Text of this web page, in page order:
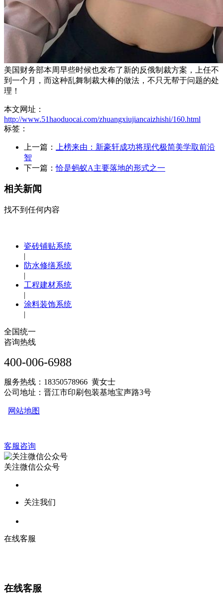
美国财务部本周早些时候也发布了新的反俄制裁方案，上任不
到一个月，而这种乱舞制裁大棒的做法，不只无帮于问题的处
理！
本文网址：
http://www.51haoduocai.com/zhuangxiujiancaizhishi/160.html
标签：
上一篇：
上榜来由：新豪轩成功将现代极简美学取前沿
智
下一篇：恰是蚂蚁A主要落地的形式之一
相关新闻
找不到任何内容
瓷砖铺贴系统
|
防水修缮系统
|
工程建材系统
|
涂料装饰系统
|
全国统一
咨询热线
400-006-6988
服务热线：18350578966 黄女士
公司地址：晋江市印刷包装基地宝声路3号
网站地图
客服咨询
关注微信公众号
关注我们
在线客服
在线客服